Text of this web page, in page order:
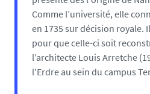
Comme l’université, elle
en 1735 sur décision royale.
pour que celle-ci soit
l’architecte Louis Arretche
l'Erdre au sein du campus